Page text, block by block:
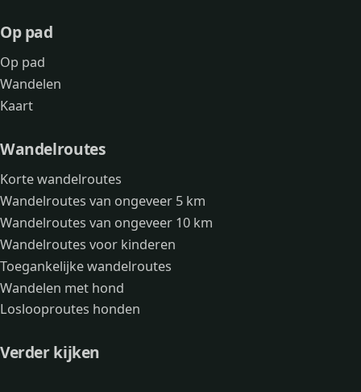
Op pad
Op pad
Wandelen
Kaart
Wandelroutes
Korte wandelroutes
Wandelroutes van ongeveer 5 km
Wandelroutes van ongeveer 10 km
Wandelroutes voor kinderen
Toegankelijke wandelroutes
Wandelen met hond
Loslooproutes honden
Verder kijken